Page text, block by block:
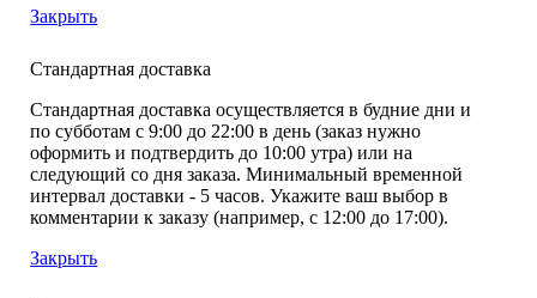
Закрыть
Стандартная доставка
Стандартная доставка осуществляется в будние дни и
по субботам с 9:00 до 22:00 в день (заказ нужно
оформить и подтвердить до 10:00 утра) или на
следующий со дня заказа. Минимальный временной
интервал доставки - 5 часов. Укажите ваш выбор в
комментарии к заказу (например, с 12:00 до 17:00).
Закрыть